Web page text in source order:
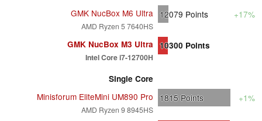
GMK NucBox M6 Ultra
AMD Ryzen 5 7640HS
12079 Points +17%
GMK NucBox M3 Ultra
Intel Core i7-12700H
10300 Points
Single Core
Minisforum EliteMini UM890 Pro
AMD Ryzen 9 8945HS
1815 Points +1%